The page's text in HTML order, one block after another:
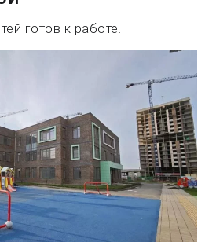
готов к работе.